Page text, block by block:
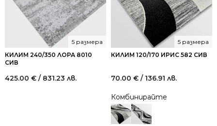
КИЛИМ 240/350 ЛОРА 8010
СИВ
5 размера
425.00 € / 831.23 лв.
КИЛИМ 120/170 ИРИС 582 СИВ
5 размера
70.00 € / 136.91 лв.
Комбинирайте